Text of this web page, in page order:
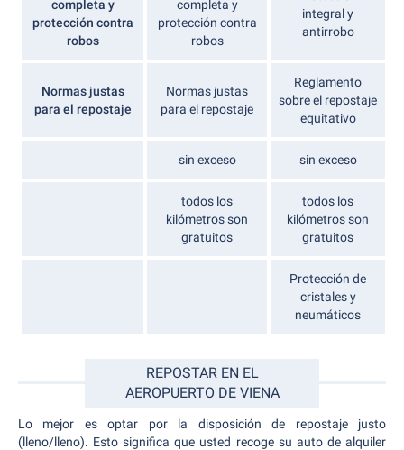
completa y
protección contra
robos
completa y
protección contra
robos
integral y
antirrobo
Normas justas
para el repostaje
Normas justas
para el repostaje
Reglamento
sobre el repostaje
equitativo
sin exceso sin exceso
todos los
kilómetros son
gratuitos
todos los
kilómetros son
gratuitos
Protección de
cristales y
neumáticos
REPOSTAR EN EL
AEROPUERTO DE VIENA
Lo mejor es optar por la disposición de repostaje justo
(lleno/lleno). Esto significa que usted recoge su auto de alquiler